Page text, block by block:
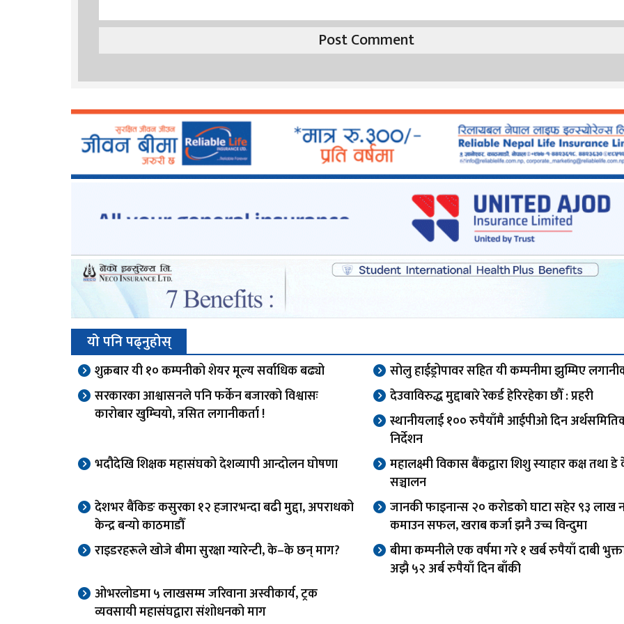
यो पनि पढ्नुहोस्
शुक्रबार यी १० कम्पनीको शेयर मूल्य सर्वाधिक बढ्यो
सोलु हाईड्रोपावर सहित यी कम्पनीमा झुम्मिए
सरकारका आश्वासनले पनि फर्केन बजारको विश्वासः
कारोबार खुम्चियो, त्रसित लगानीकर्ता !
देउवाविरुद्ध मुद्दाबारे रेकर्ड हेरिरहेका छौँ : प्रहरी
स्थानीयलाई १०० रुपैयाँमै आईपीओ दिन
निर्देशन
भदौदेखि शिक्षक महासंघको देशव्यापी आन्दोलन घोषणा
महालक्ष्मी विकास बैंकद्वारा शिशु स्याहार कक्ष तथा
सञ्चालन
देशभर बैंकिङ कसुरका १२ हजारभन्दा बढी मुद्दा, अपराधको
केन्द्र बन्यो काठमाडौँ
जानकी फाइनान्स २० करोडको घाटा सहेर ९३ लाख
कमाउन सफल, खराब कर्जा झनै उच्च विन्दुमा
राइडरहरूले खोजे बीमा सुरक्षा ग्यारेन्टी, के–के छन् माग?
बीमा कम्पनीले एक वर्षमा गरे १ खर्ब रुपैयाँ दाबी
अझै ५२ अर्ब रुपैयाँ दिन बाँकी
ओभरलोडमा ५ लाखसम्म जरिवाना अस्वीकार्य, ट्रक
व्यवसायी महासंघद्वारा संशोधनको माग